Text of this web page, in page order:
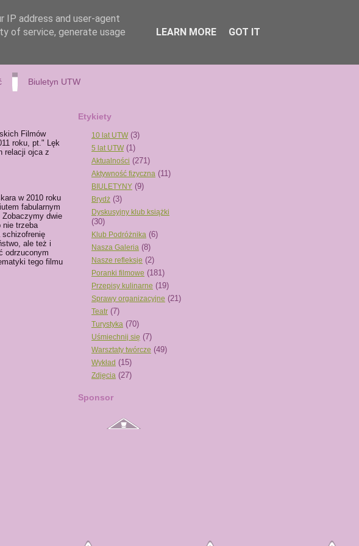
Biuletyn UTW
Filmów
roku, pt." Lęk
relacji ojca z
w 2010 roku
fabularnym
dwie
nie trzeba
ale też i
odrzuconym
tego filmu
Etykiety
10 lat UTW (3)
5 lat UTW (1)
Aktualności (271)
Aktywność fizyczna (11)
BIULETYNY (9)
Brydż (3)
Dyskusyjny klub książki
(30)
Klub Podróżnika (6)
Nasza Galeria (8)
Nasze refleksje (2)
Poranki filmowe (181)
Przepisy kulinarne (19)
Sprawy organizacyjne (21)
Teatr (7)
Turystyka (70)
Uśmiechnij się (7)
Warsztaty twórcze (49)
Wykład (15)
Zdjęcia (27)
Sponsor
IP address and user-agent
of service, generate usage
LEARN MORE GOT IT